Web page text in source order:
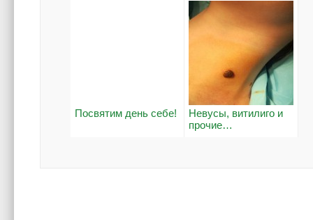
Посвятим день себе!
Невусы, витилиго и
прочие…